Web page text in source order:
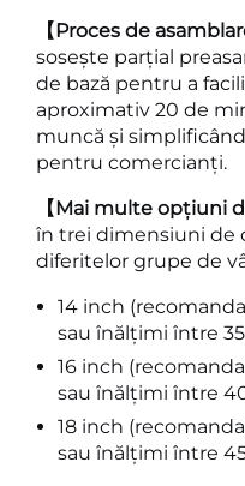
【Proces de
sosește parțial
de bază pentru a
aproximativ 20 de
muncă și
pentru comercianți.
【Mai multe opțiuni
în trei dimensiuni de
diferitelor grupe de
14 inch
sau înălțimi între
16 inch
sau înălțimi între
18 inch
sau înălțimi între